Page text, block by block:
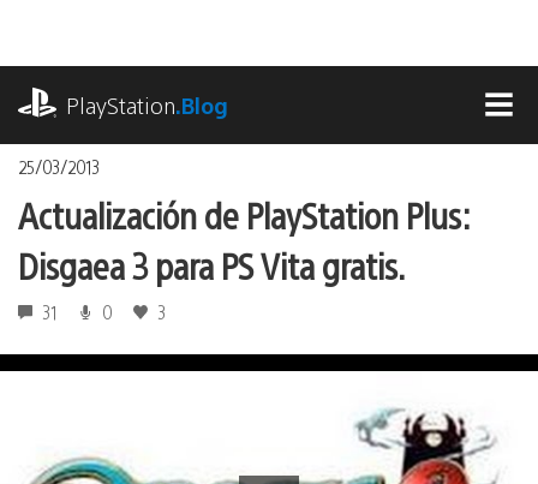
contenido
PlayStation.Blog
25/03/2013
Actualización de PlayStation Plus:
Disgaea 3 para PS Vita gratis.
31 0 3